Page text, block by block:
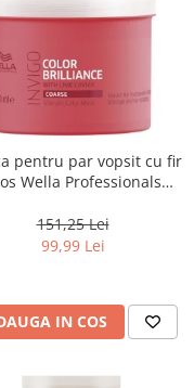
pentru par vopsit cu fir
Wella Professionals
151,25 Lei
99,99 Lei
IN COS